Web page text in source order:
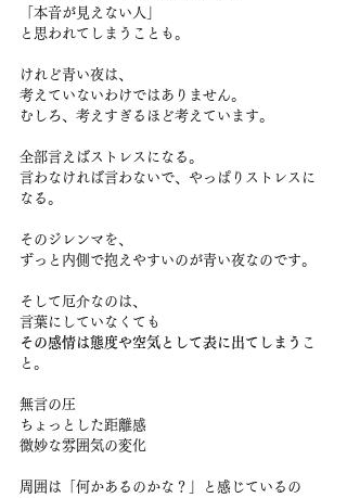
「本音が見えない人」
と思われてしまうことも。
けれど青い夜は、
考えていないわけではありません。
むしろ、考えすぎるほど考えています。
全部言えばストレスになる。
言わなければ言わないで、やっぱりストレスに
なる。
そのジレンマを、
ずっと内側で抱えやすいのが青い夜なのです。
そして厄介なのは、
言葉にしていなくても
その感情は態度や空気として表に出てしまう こ
と。
無言の圧
ちょっとした距離感
微妙な雰囲気の変化
周囲は「何かあるのかな？」と感じているの